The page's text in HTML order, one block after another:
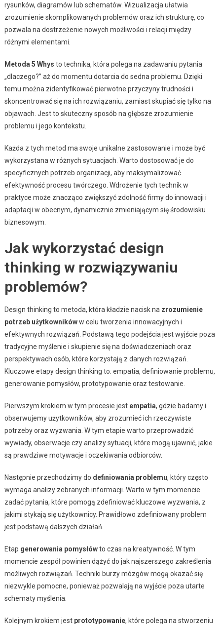
rysunków, diagramów lub schematów. Wizualizacja ułatwia
zrozumienie skomplikowanych problemów oraz ich strukturę, co
pozwala na dostrzeżenie nowych możliwości i relacji między
różnymi elementami.
Metoda 5 Whys to technika, która polega na zadawaniu pytania
„dlaczego?” aż do momentu dotarcia do sedna problemu. Dzięki
temu można zidentyfikować pierwotne przyczyny trudności i
skoncentrować się na ich rozwiązaniu, zamiast skupiać się tylko na
objawach. Jest to skuteczny sposób na głębsze zrozumienie
problemu i jego kontekstu.
Każda z tych metod ma swoje unikalne zastosowanie i może być
wykorzystana w różnych sytuacjach. Warto dostosować je do
specyficznych potrzeb organizacji, aby maksymalizować
efektywność procesu twórczego. Wdrożenie tych technik w
praktyce może znacząco zwiększyć zdolność firmy do innowacji i
adaptacji w obecnym, dynamicznie zmieniającym się środowisku
biznesowym.
Jak wykorzystać design
thinking w rozwiązywaniu
problemów?
Design thinking to metoda, która kładzie nacisk na zrozumienie
potrzeb użytkownikóww celu tworzenia innowacyjnych i
efektywnych rozwiązań. Podstawą tego podejścia jest wyjście poza
tradycyjne myślenie i skupienie się na doświadczeniach oraz
perspektywach osób, które korzystają z danych rozwiązań.
Kluczowe etapy design thinking to: empatia, definiowanie problemu,
generowanie pomysłów, prototypowanie oraz testowanie.
Pierwszym krokiem w tym procesie jest empatia, gdzie badamy i
obserwujemy użytkowników, aby zrozumieć ich rzeczywiste
potrzeby oraz wyzwania. W tym etapie warto przeprowadzić
wywiady, obserwacje czy analizy sytuacji, które mogą ujawnić, jakie
są prawdziwe motywacje i oczekiwania odbiorców.
Następnie przechodzimy do definiowania problemu, który często
wymaga analizy zebranych informacji. Warto w tym momencie
zadać pytania, które pomogą zdefiniować kluczowe wyzwania, z
jakimi stykają się użytkownicy. Prawidłowo zdefiniowany problem
jest podstawą dalszych działań.
Etap generowania pomysłówto czas na kreatywność. W tym
momencie zespół powinien dążyć do jak najszerszego zakreślenia
możliwych rozwiązań. Techniki burzy mózgów mogą okazać się
niezwykle pomocne, ponieważ pozwalają na wyjście poza utarte
schematy myślenia.
Kolejnym krokiem jest prototypowanie, które polega na stworzeniu